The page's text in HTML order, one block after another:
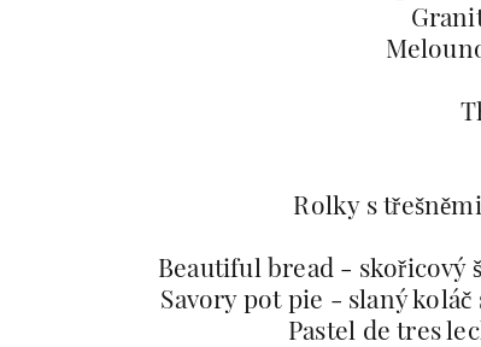
Rolky s
Beautiful bread - skořicový
Savory pot pie - slaný
Pastel de tres